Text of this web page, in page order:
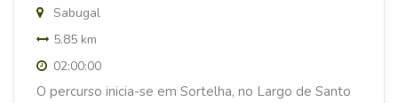
Sabugal
5.85 km
02:00:00
O percurso inicia-se em Sortelha, no Largo de Santo